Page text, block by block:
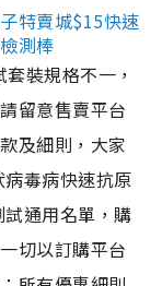
特賣城$15快速
測棒
裝規格不一，
留意售賣平台
及細則，大家
毒病快速抗原
通用名單，購
切以訂購平台